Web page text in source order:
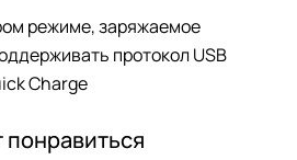
режиме, заряжаемое
протокол USB
Charge